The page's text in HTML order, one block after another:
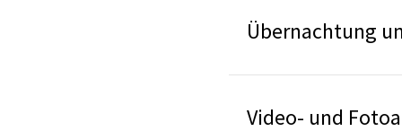
Übernachtung
Video- und